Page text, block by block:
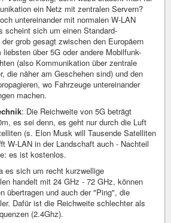
ein Netz mit zentralen Servern?
untereinander mit normalen W-LAN
scheint sich um einen Standard-
grob gesagt zwischen den Europäern
über 5G oder andere Mobilfunk-
(also Kommunikation über zentrale
die näher am Geschehen sind) und den
wo Fahrzeuge untereinander
machen.
: Die Reichweite von 5G beträgt
es sei denn, es geht nur durch die Luft
(s. Elon Musk will Tausende Satelliten
W-LAN in der Landschaft auch - Nachteil
es ist kostenlos.
es sich um recht kurzwellige
handelt mit 24 GHz - 72 GHz, können
übertragen und auch der "Ping", die
Dafür ist die Reichweite schlechter als
(2.4Ghz).